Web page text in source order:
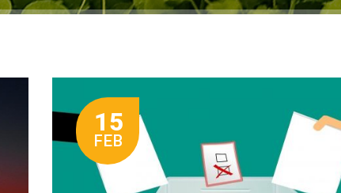
15
FEB